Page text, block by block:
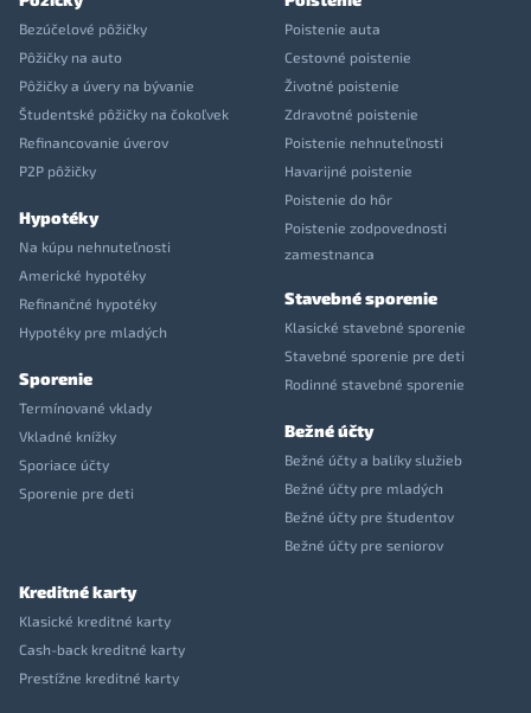
Bezúčelové pôžičky
Pôžičky na auto
Pôžičky a úvery na bývanie
Študentské pôžičky na čokoľvek
Refinancovanie úverov
P2P pôžičky
Hypotéky
Na kúpu nehnuteľnosti
Americké hypotéky
Refinančné hypotéky
Hypotéky pre mladých
Sporenie
Termínované vklady
Vkladné knížky
Sporiace účty
Sporenie pre deti
Poistenie auta
Cestovné poistenie
Životné poistenie
Zdravotné poistenie
Poistenie nehnuteľnosti
Havarijné poistenie
Poistenie do hôr
Poistenie zodpovednosti
zamestnanca
Stavebné sporenie
Klasické stavebné sporenie
Stavebné sporenie pre deti
Rodinné stavebné sporenie
Bežné účty
Bežné účty a balíky služieb
Bežné účty pre mladých
Bežné účty pre študentov
Bežné účty pre seniorov
Kreditné karty
Klasické kreditné karty
Cash-back kreditné karty
Prestížne kreditné karty